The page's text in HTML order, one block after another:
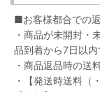
■お客様都合での
・商品が未開封・
品到着から7日以内
・商品返品時の送
・【発送時送料